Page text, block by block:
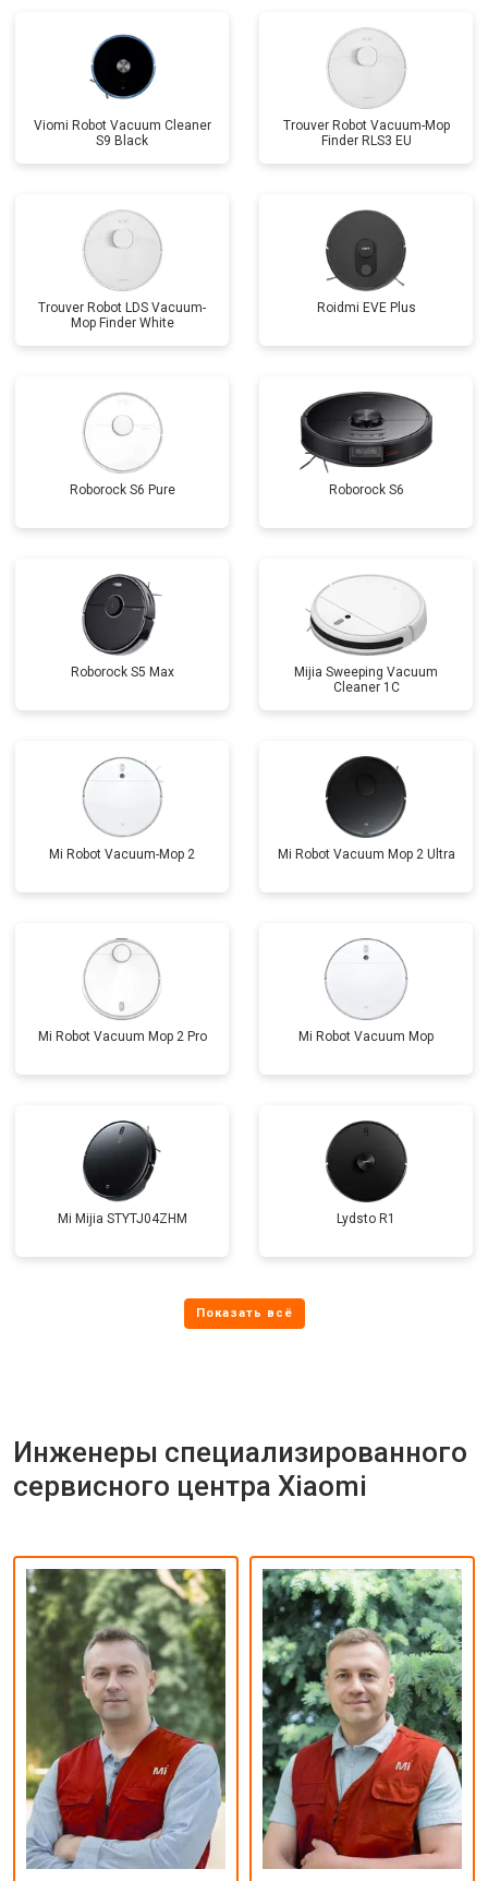
Viomi Robot Vacuum Cleaner
S9 Black
Trouver Robot Vacuum-Mop
Finder RLS3 EU
Trouver Robot LDS Vacuum-
Mop Finder White
Roidmi EVE Plus
Roborock S6 Pure Roborock S6
Roborock S5 Max
Mijia Sweeping Vacuum
Cleaner 1C
Mi Robot Vacuum-Mop 2 Mi Robot Vacuum Mop 2 Ultra
Mi Robot Vacuum Mop 2 Pro Mi Robot Vacuum Mop
Mi Mijia STYTJ04ZHM Lydsto R1
Инженеры специализированного
сервисного центра Xiaomi